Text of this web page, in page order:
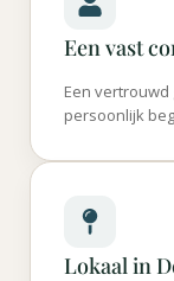
Een vast
Een
persoonlijk
Lokaal in